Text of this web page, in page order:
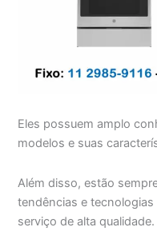
Eles possuem amplo
modelos e suas
Além disso, estão
tendências e
serviço de alta qualidade.